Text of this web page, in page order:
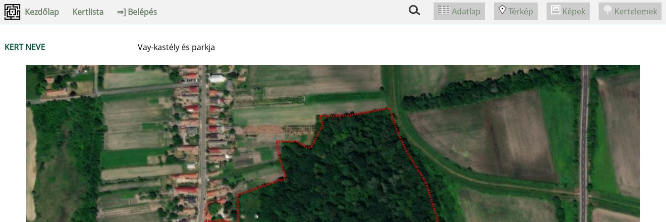
Kezdőlap Kertlista ⇒] Belépés Kertelemek
Képek
Térkép
Adatlap
KERT NEVE Vay-kastély és parkja